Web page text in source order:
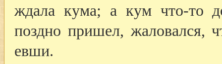
ждала кума; а кум что-то
поздно пришел, жаловался,
евши.